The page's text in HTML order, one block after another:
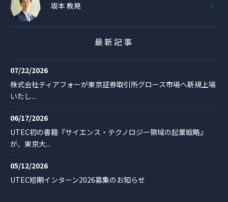
坂本 教晃
最新記事
07/22/2026
株式会社ティアフォーが東京証券取引所グロース市場へ新規上場
いたし...
06/17/2026
UTEC初の書籍『サイエンス・テクノロジー領域の起業戦略』
が、東京大...
05/12/2026
UTEC短期インターン2026募集のお知らせ